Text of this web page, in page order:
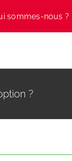
sommes-nous ?
?